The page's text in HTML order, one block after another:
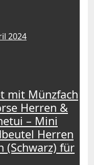
2024
mit Münzfach
Herren &
– Mini
Herren
(Schwarz) für